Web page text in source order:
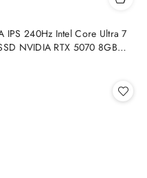
IPS 240Hz Intel Core Ultra 7
NVIDIA RTX 5070 8GB